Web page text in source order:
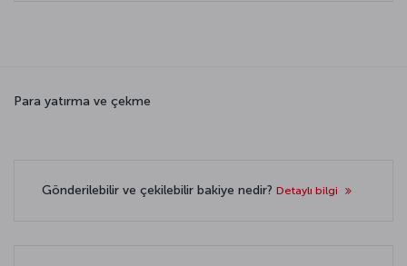
Para yatırma ve çekme
Gönderilebilir ve çekilebilir bakiye nedir? Detaylı bilgi